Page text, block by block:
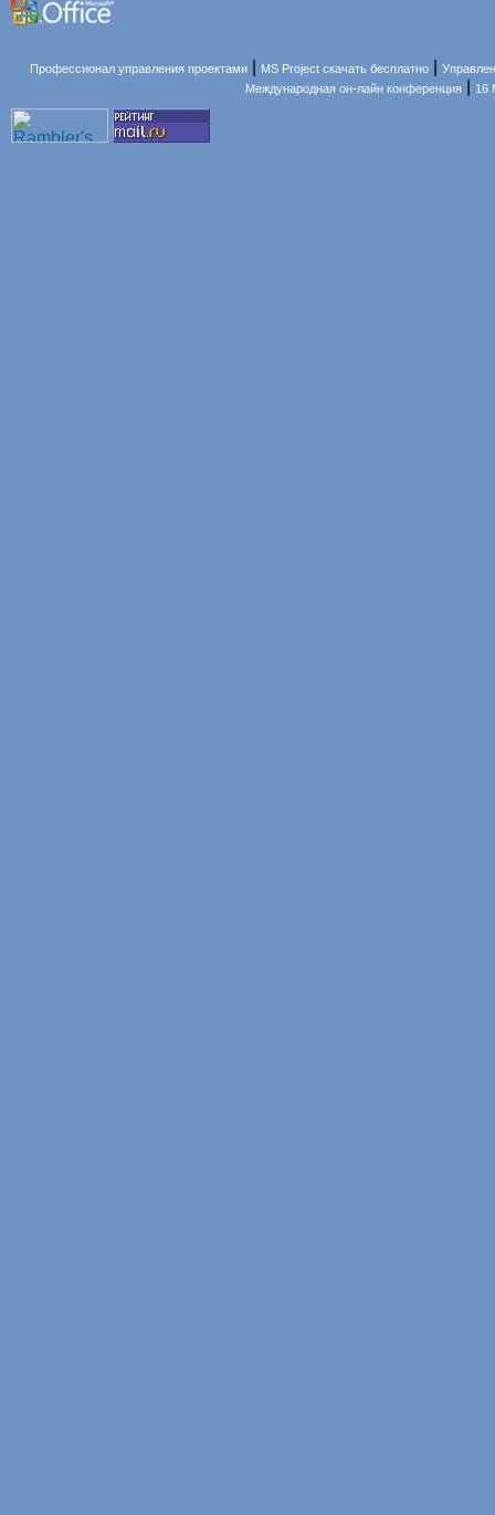
Профессионал управления проектами MS Project скачать бесплатно |
Международная он-лайн конференция
16